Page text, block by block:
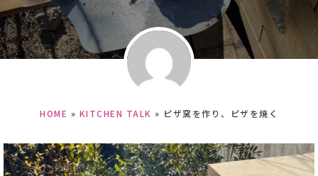
HOME » KITCHEN TALK » ピザ窯を作り、ピザを焼く